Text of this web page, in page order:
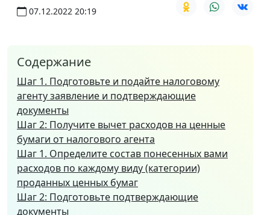
07.12.2022 20:19
Содержание
Шаг 1. Подготовьте и подайте налоговому
агенту заявление и подтверждающие
документы
Шаг 2: Получите вычет расходов на ценные
бумаги от налогового агента
Шаг 1. Определите состав понесенных вами
расходов по каждому виду (категории)
проданных ценных бумаг
Шаг 2: Подготовьте подтверждающие
документы